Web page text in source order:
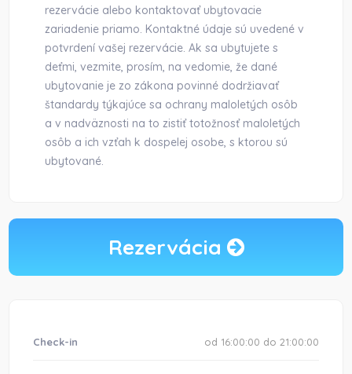
rezervácie alebo kontaktovať ubytovacie
zariadenie priamo. Kontaktné údaje sú uvedené v
potvrdení vašej rezervácie. Ak sa ubytujete s
deťmi, vezmite, prosím, na vedomie, že dané
ubytovanie je zo zákona povinné dodržiavať
štandardy týkajúce sa ochrany maloletých osôb
a v nadväznosti na to zistiť totožnosť maloletých
osôb a ich vzťah k dospelej osobe, s ktorou sú
ubytované.
Rezervácia
Check-in od 16:00:00 do 21:00:00